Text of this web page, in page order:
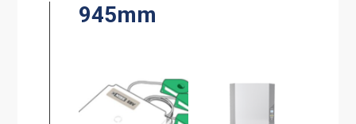
945mm